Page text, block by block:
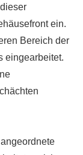
ein.
Bereich der
eingearbeitet.